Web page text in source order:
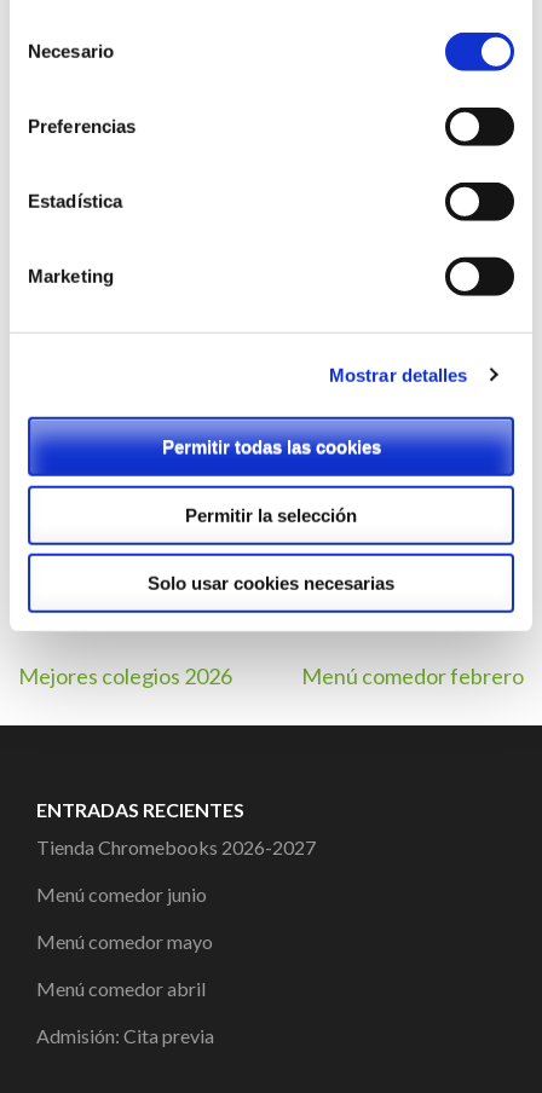
Necesario
Preferencias
Estadística
Marketing
Mostrar detalles
Permitir todas las cookies
Permitir la selección
Solo usar cookies necesarias
Formulario de reserva
Navegación
de
Mejores colegios 2026 Menú comedor febrero
ENTRADAS RECIENTES
Tienda Chromebooks 2026-2027
Menú comedor junio
Menú comedor mayo
Menú comedor abril
Admisión: Cita previa